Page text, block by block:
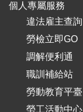
個人專屬服務
違法雇主查詢
勞檢立即GO
調解便利通
職訓補給站
勞動教育平臺
勞工活動中心